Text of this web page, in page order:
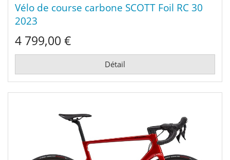
Vélo de course carbone SCOTT Foil RC 30
2023
4 799,00 €
Détail